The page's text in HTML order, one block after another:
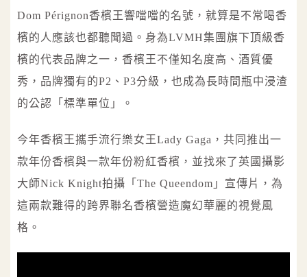
Dom Pérignon香檳王響噹噹的名號，就算是不常喝香
檳的人應該也都聽聞過。身為LVMH集團旗下頂級香
檳的代表品牌之一，香檳王不僅知名度高、酒質優
秀，品牌獨有的P2、P3分級，也成為長時間瓶中浸渣
的公認「標準單位」。
今年香檳王攜手流行樂女王Lady Gaga，共同推出一
款年份香檳與一款年份粉紅香檳，並找來了英國攝影
大師Nick Knight拍攝「The Queendom」宣傳片，為
這兩款難得的跨界聯名香檳營造魔幻華麗的視覺風
格。